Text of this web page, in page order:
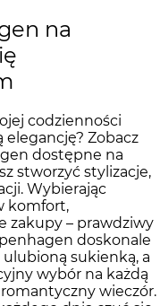
na
codzienności
elegancję? Zobacz
dostępne na
stworzyć stylizacje,
Wybierając
komfort,
zakupy – prawdziwy
doskonale
sukienką, a
wybór na każdą
wieczór.